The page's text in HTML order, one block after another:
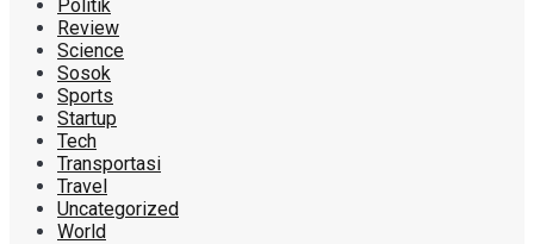
Politik
Review
Science
Sosok
Sports
Startup
Tech
Transportasi
Travel
Uncategorized
World